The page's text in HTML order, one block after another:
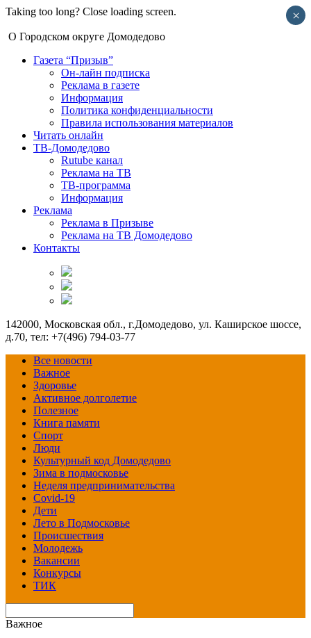
Taking too long? Close loading screen.
О Городском округе Домодедово
Газета “Призыв”
Он-лайн подписка
Реклама в газете
Информация
Политика конфиденциальности
Правила использования материалов
Читать онлайн
ТВ-Домодедово
Rutube канал
Реклама на ТВ
ТВ-программа
Информация
Реклама
Реклама в Призыве
Реклама на ТВ Домодедово
Контакты
142000, Московская обл., г.Домодедово, ул. Каширское шоссе,
д.70, тел: +7(496) 794-03-77
Все новости
Важное
Здоровье
Активное долголетие
Полезное
Книга памяти
Спорт
Люди
Культурный код Домодедово
Зима в подмосковье
Неделя предпринимательства
Covid-19
Дети
Лето в Подмосковье
Происшествия
Молодежь
Вакансии
Конкурсы
ТИК
Важное
×